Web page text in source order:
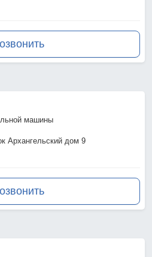
машины
Архангельский дом 9